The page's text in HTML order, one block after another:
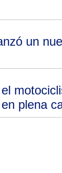
un
plena